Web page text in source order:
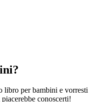
libro per bambini e vorresti
conoscerti!